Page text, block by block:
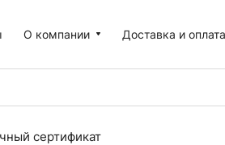
О компании Доставка и оплата
сертификат